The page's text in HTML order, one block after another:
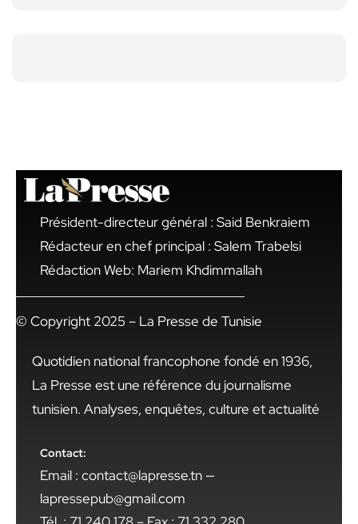
Président-directeur général : Said Benkraiem
Rédacteur en chef principal : Salem Trabelsi
Rédaction Web: Mariem Khdimmallah
© Copyright 2025 – La Presse de Tunisie
Quotidien national francophone fondé en 1936,
La Presse est une référence du journalisme
tunisien. Analyses, enquêtes, culture et actualité
Contact:
Email : contact@lapresse.tn —
lapressepub@gmail.com